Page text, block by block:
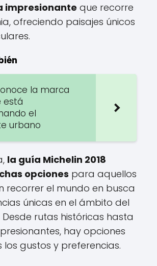
impresionante que recorre
ofreciendo paisajes únicos
la marca
está
el
urbano
la guía Michelin 2018
opciones para aquellos
recorrer el mundo en busca
únicas en el ámbito del
rutas históricas hasta
hay opciones
gustos y preferencias.